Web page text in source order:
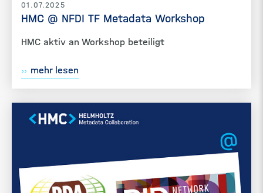
01.07.2025
HMC @ NFDI TF Metadata Workshop
HMC aktiv an Workshop beteiligt
mehr lesen